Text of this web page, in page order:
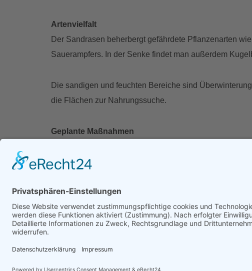
Artenvielfalt
Der Sandrasen beherbergt gefährdete Pflanzenarten
Sauerampfers. In der Senke findet man außerdem
Die sandigen und feuchten Bereiche sind
die Flächen zur Nahrungssuche.
Geplante Maßnahmen
der mitten auf der Fläche stehenden
(händische) Mahd und Abtransport des
dasselbe in der Seggensenke alle drei Jahre